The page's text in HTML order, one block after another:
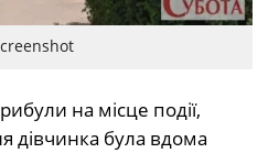
на місце події,
дівчинка була вдома